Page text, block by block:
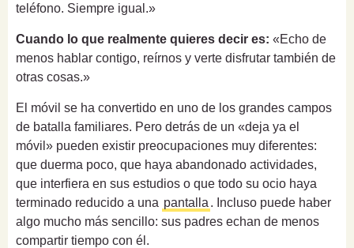
teléfono. Siempre igual.»
Cuando lo que realmente quieres decir es: «Echo de
menos hablar contigo, reírnos y verte disfrutar también de
otras cosas.»
El móvil se ha convertido en uno de los grandes campos
de batalla familiares. Pero detrás de un «deja ya el
móvil» pueden existir preocupaciones muy diferentes:
que duerma poco, que haya abandonado actividades,
que interfiera en sus estudios o que todo su ocio haya
terminado reducido a una pantalla . Incluso puede haber
algo mucho más sencillo: sus padres echan de menos
compartir tiempo con él.